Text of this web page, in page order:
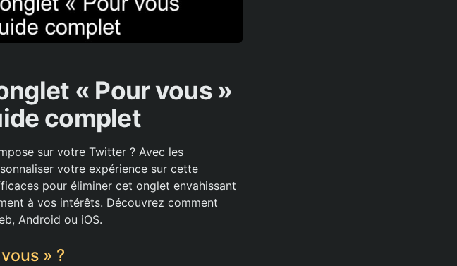
« Pour vous »
complet
sur votre Twitter ? Avec les
votre expérience sur cette
pour éliminer cet onglet envahissant
à vos intérêts. Découvrez comment
Android ou iOS.
» ?